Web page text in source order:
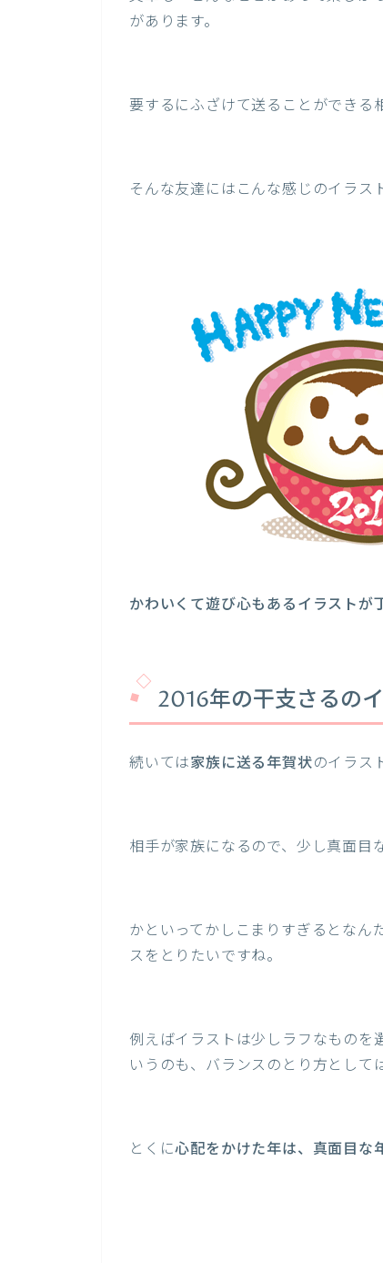
があります。
要するにふざけて送ることができる
そんな友達にはこんな感じのイラス
かわいくて遊び心もあるイラストが
2016年の干支さるの
続いては家族に送る年賀状のイラス
相手が家族になるので、少し真面目
かといってかしこまりすぎるとなん
スをとりたいですね。
例えばイラストは少しラフなものを
いうのも、バランスのとり方として
とくに心配をかけた年は、真面目な